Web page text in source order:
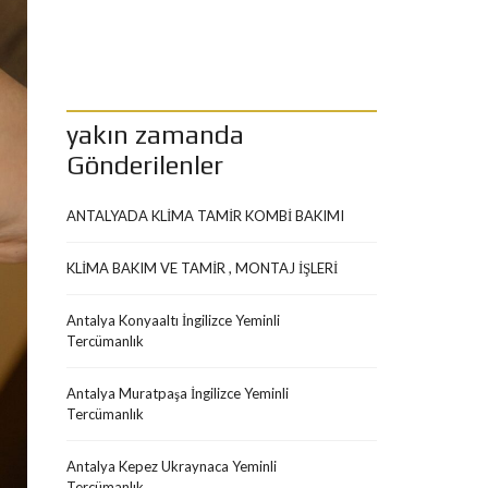
yakın zamanda
Gönderilenler
ANTALYADA KLİMA TAMİR KOMBİ BAKIMI
KLİMA BAKIM VE TAMİR , MONTAJ İŞLERİ
Antalya Konyaaltı İngilizce Yeminli
Tercümanlık
Antalya Muratpaşa İngilizce Yeminli
Tercümanlık
Antalya Kepez Ukraynaca Yeminli